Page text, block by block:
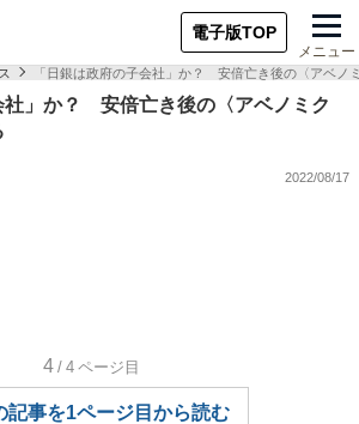
電子版TOP
メニュー
「日銀は政府の子会社」か？ 安倍亡き後の〈アベノ
社」か？ 安倍亡き後の〈アベノミク
2022/08/17
4 /4 ページ目
記事を1ページ目から読む